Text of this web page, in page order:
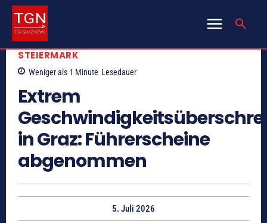
STEIERMARK
Weniger als 1 Minute Lesedauer
Extrem
in Graz: Führerscheine
abgenommen
5. Juli 2026